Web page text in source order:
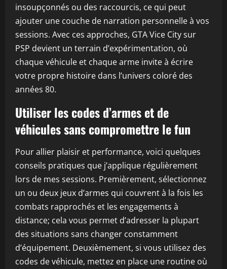
insoupçonnés ou des raccourcis, ce qui peut
ajouter une couche de narration personnelle à vos
sessions. Avec ces approches, GTA Vice City sur
PSP devient un terrain d’expérimentation, où
chaque véhicule et chaque arme invite à écrire
votre propre histoire dans l’univers coloré des
années 80.
Utiliser les codes d’armes et de
véhicules sans compromettre le fun
Pour allier plaisir et performance, voici quelques
conseils pratiques que j’applique régulièrement
lors de mes sessions. Premièrement, sélectionnez
un ou deux jeux d’armes qui couvrent à la fois les
combats rapprochés et les engagements à
distance; cela vous permet d’adresser la plupart
des situations sans changer constamment
d’équipement. Deuxièmement, si vous utilisez des
codes de véhicule, mettez en place une routine où